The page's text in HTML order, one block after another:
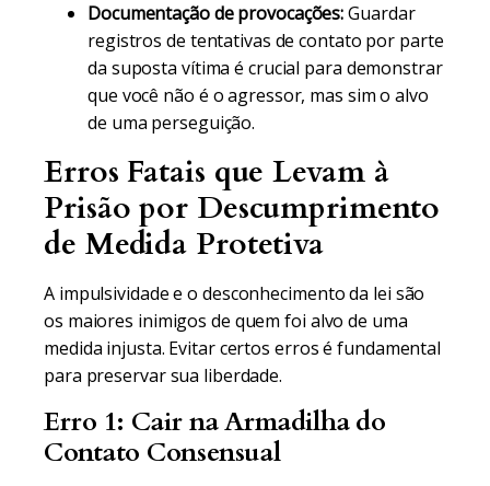
Documentação de provocações:Guardar
registros de tentativas de contato por parte
da suposta vítima é crucial para demonstrar
que você não é o agressor, mas sim o alvo
de uma perseguição.
Erros Fatais que Levam à
Prisão por Descumprimento
de Medida Protetiva
A impulsividade e o desconhecimento da lei são
os maiores inimigos de quem foi alvo de uma
medida injusta. Evitar certos erros é fundamental
para preservar sua liberdade.
Erro 1: Cair na Armadilha do
Contato Consensual